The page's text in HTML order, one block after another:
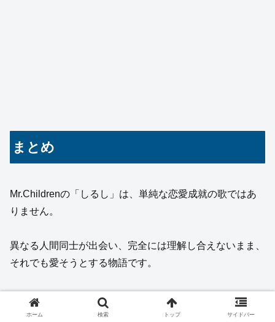
まとめ
Mr.Childrenの「しるし」は、単純な恋愛成就の歌ではあ
りません。
異なる人間同士が出会い、完全には理解し合えないまま、
それでも愛そうとする物語です。
言葉にできない思い、傷つくことへの恐怖、相手のさまざ
まな顔、日常に刻まれた記憶。そして、いつか共に生きら
ホーム 検索 トップ サイドバー